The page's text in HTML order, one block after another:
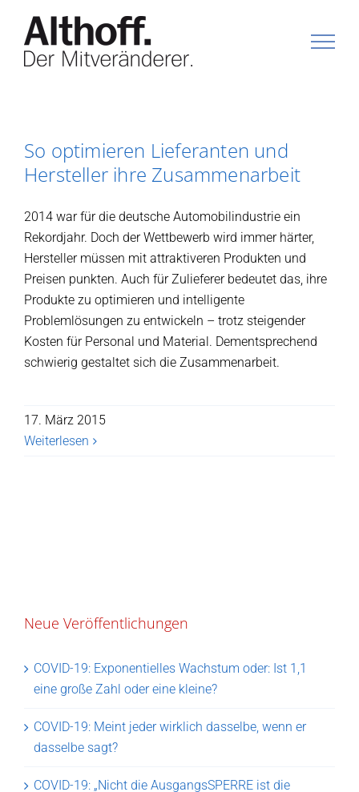
Inhalt
springen
So optimieren Lieferanten und
Hersteller ihre Zusammenarbeit
2014 war für die deutsche Automobilindustrie ein
Rekordjahr. Doch der Wettbewerb wird immer härter,
Hersteller müssen mit attraktiveren Produkten und
Preisen punkten. Auch für Zulieferer bedeutet das, ihre
Produkte zu optimieren und intelligente
Problemlösungen zu entwickeln – trotz steigender
Kosten für Personal und Material. Dementsprechend
schwierig gestaltet sich die Zusammenarbeit.
17. März 2015
Weiterlesen
Neue Veröffentlichungen
COVID-19: Exponentielles Wachstum oder: Ist 1,1
eine große Zahl oder eine kleine?
COVID-19: Meint jeder wirklich dasselbe, wenn er
dasselbe sagt?
COVID-19: „Nicht die AusgangsSPERRE ist die